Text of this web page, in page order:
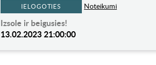
IELOGOTIES Noteikumi
Izsole ir beigusies!
13.02.2023 21:00:00